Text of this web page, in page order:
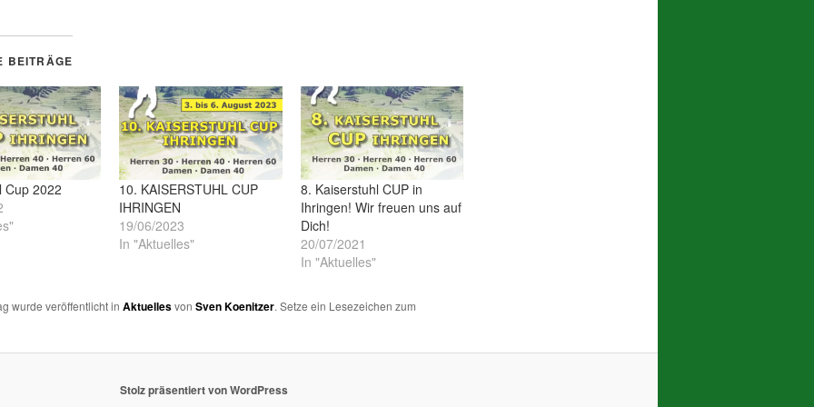
BEITRÄGE
Cup 2022
10. KAISERSTUHL CUP
IHRINGEN
19/06/2023
In "Aktuelles"
8. Kaiserstuhl CUP in
Ihringen! Wir freuen uns auf
Dich!
20/07/2021
In "Aktuelles"
wurde veröffentlicht in Aktuellesvon Sven Koenitzer. Setze ein Lesezeichen zum
Stolz präsentiert von WordPress